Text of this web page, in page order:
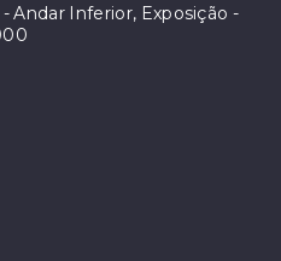
Andar Inferior, Exposição -